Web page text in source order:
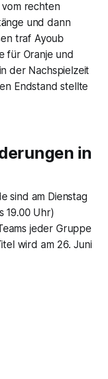
rechten
und dann
traf Ayoub
für Oranje und
der Nachspielzeit
Endstand stellte
in
sind am Dienstag
19.00 Uhr)
jeder Gruppe
wird am 26. Juni